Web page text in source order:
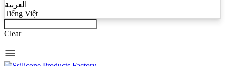
العربية
Tiếng Việt
Clear